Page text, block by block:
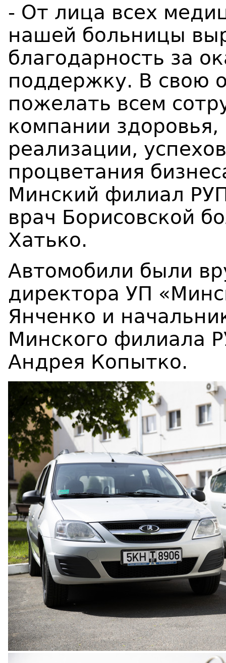
- От лица всех
нашей больницы
благодарность за
поддержку. В свою
пожелать всем
компании
реализации,
процветания
Минский филиал
врач Борисовской
Хатько.
Автомобили были
директора УП
Янченко и
Минского филиала
Андрея Копытко.